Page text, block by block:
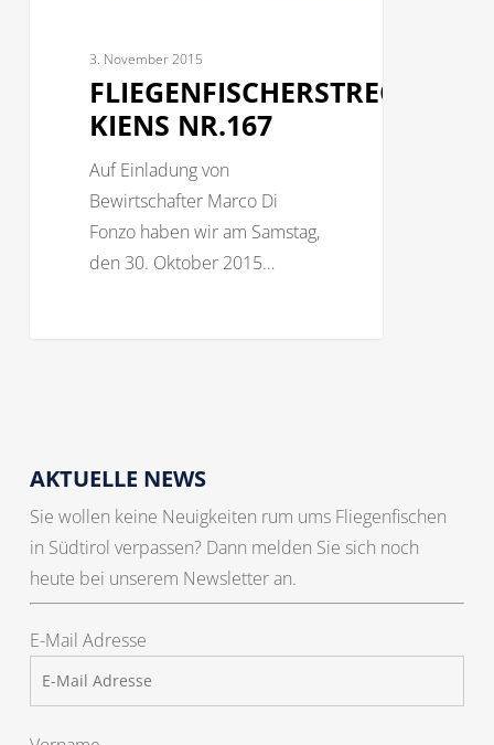
3. November 2015
FLIEGENFISCHERSTRECKE
KIENS NR.167
Auf Einladung von
Bewirtschafter Marco Di
Fonzo haben wir am Samstag,
den 30. Oktober 2015…
AKTUELLE NEWS
Sie wollen keine Neuigkeiten rum ums Fliegenfischen
in Südtirol verpassen? Dann melden Sie sich noch
heute bei unserem Newsletter an.
E-Mail Adresse